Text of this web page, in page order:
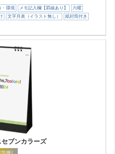
・環境 メモ記入欄【罫線あり】
六曜
文字月表（イラスト無し） 紙封筒付き
ブンカラーズ
押し